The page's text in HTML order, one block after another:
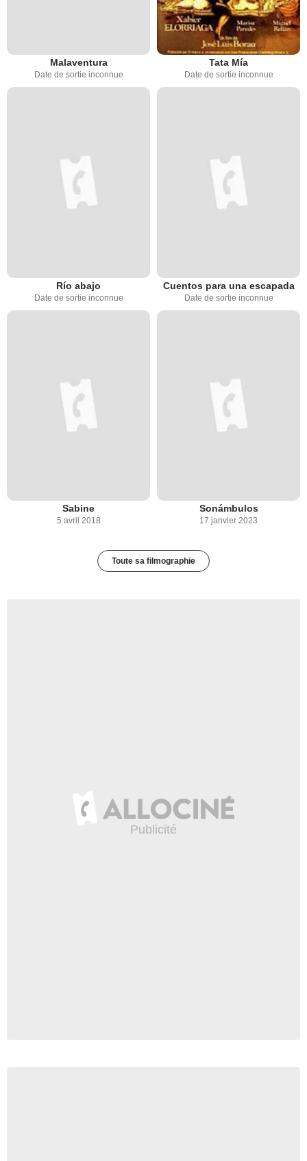
Malaventura
Date de sortie inconnue
Tata Mía
Date de sortie inconnue
Río abajo
Date de sortie inconnue
Cuentos para una escapada
Date de sortie inconnue
Sabine
5 avril 2018
Sonámbulos
17 janvier 2023
Toute sa filmographie